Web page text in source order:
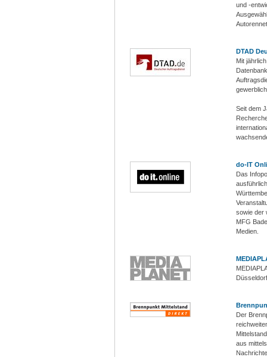
und -
DTAD
Mit
Seit dem
do-IT
Das
sowie der
MFG
Medien.
Düsseldorf
Der
aus